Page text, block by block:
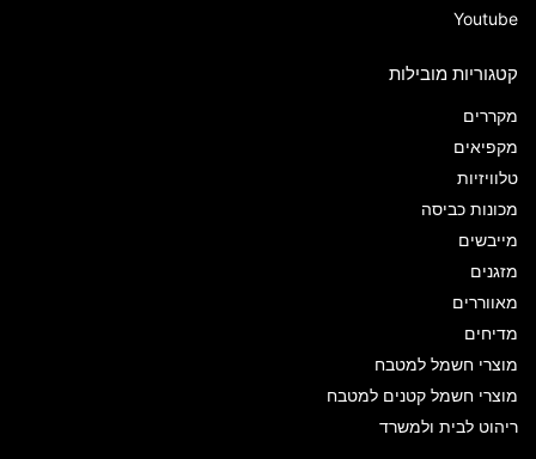
Youtube
קטגוריות מובילות
מקררים
מקפיאים
טלוויזיות
מכונות כביסה
מייבשים
מזגנים
מאווררים
מדיחים
מוצרי חשמל למטבח
מוצרי חשמל קטנים למטבח
ריהוט לבית ולמשרד